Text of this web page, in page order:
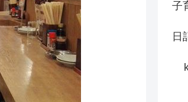
子
日